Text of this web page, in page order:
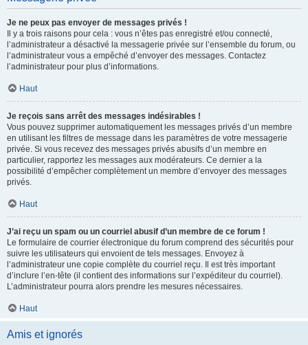
Je ne peux pas envoyer de messages privés !
Il y a trois raisons pour cela : vous n’êtes pas enregistré et/ou connecté,
l’administrateur a désactivé la messagerie privée sur l’ensemble du forum, ou
l’administrateur vous a empêché d’envoyer des messages. Contactez
l’administrateur pour plus d’informations.
Haut
Je reçois sans arrêt des messages indésirables !
Vous pouvez supprimer automatiquement les messages privés d’un membre
en utilisant les filtres de message dans les paramètres de votre messagerie
privée. Si vous recevez des messages privés abusifs d’un membre en
particulier, rapportez les messages aux modérateurs. Ce dernier a la
possibilité d’empêcher complètement un membre d’envoyer des messages
privés.
Haut
J’ai reçu un spam ou un courriel abusif d’un membre de ce forum !
Le formulaire de courrier électronique du forum comprend des sécurités pour
suivre les utilisateurs qui envoient de tels messages. Envoyez à
l’administrateur une copie complète du courriel reçu. Il est très important
d’inclure l’en-tête (il contient des informations sur l’expéditeur du courriel).
L’administrateur pourra alors prendre les mesures nécessaires.
Haut
Amis et ignorés